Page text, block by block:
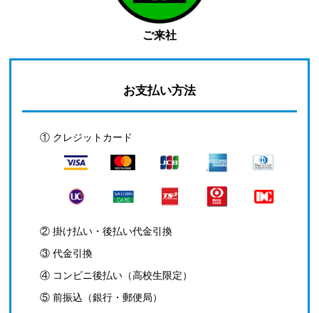
ご来社
お支払い方法
① クレジットカード
② 掛け払い・後払い代金引換
③ 代金引換
④ コンビニ後払い（高校生限定）
⑤ 前振込（銀行・郵便局）